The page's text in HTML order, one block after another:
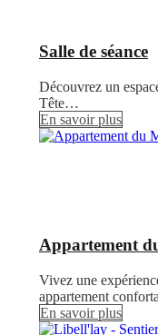
Salle de séance
Découvrez un
Tête…
En savoir plus
Appartement
Vivez une
appartement
En savoir plus